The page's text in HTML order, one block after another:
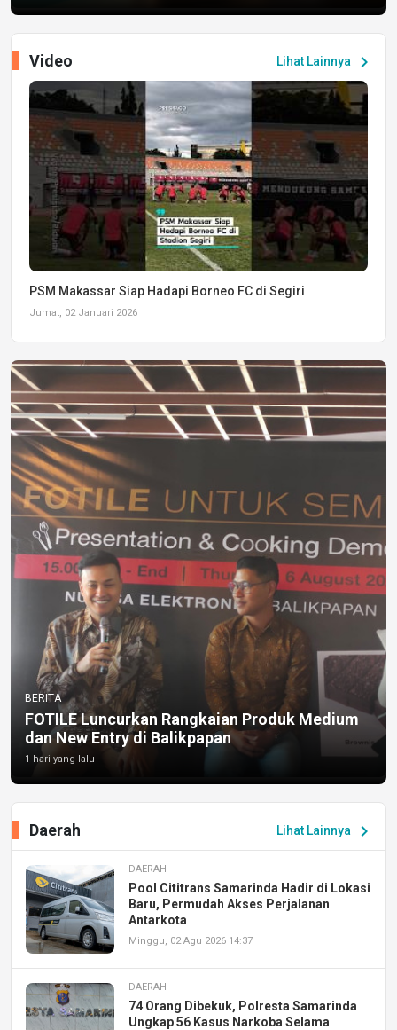
Lihat Lainnya chevron_right
Video
PSM Makassar Siap Hadapi Borneo FC di Segiri
Jumat, 02 Januari 2026
BERITA
FOTILE Luncurkan Rangkaian Produk Medium
dan New Entry di Balikpapan
1 hari yang lalu
Lihat Lainnya chevron_right
Daerah
DAERAH
Pool Cititrans Samarinda Hadir di Lokasi
Baru, Permudah Akses Perjalanan
Antarkota
Minggu, 02 Agu 2026 14:37
DAERAH
74 Orang Dibekuk, Polresta Samarinda
Ungkap 56 Kasus Narkoba Selama